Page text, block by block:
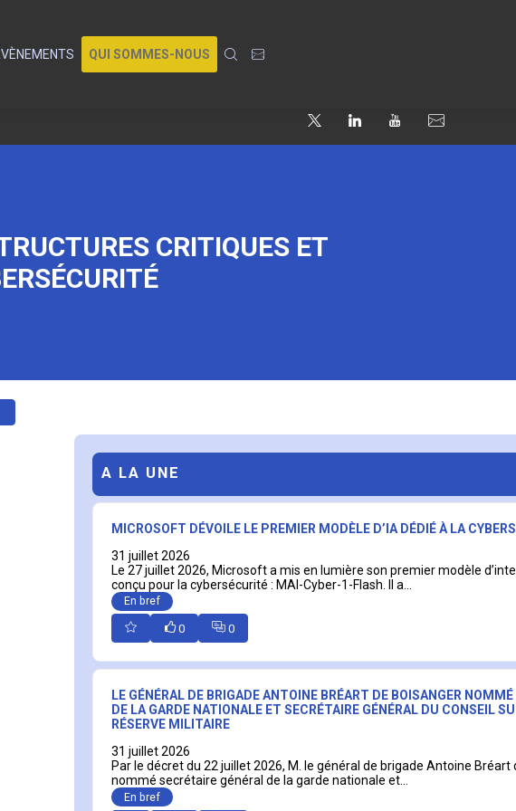
QUI SOMMES-NOUS
CRITIQUES ET
A LA UNE
MICROSOFT DÉVOILE LE PREMIER MODÈLE D’IA DÉDIÉ À LA
31 juillet 2026
Le 27 juillet 2026, Microsoft a mis en lumière son premier modèle
conçu pour la cybersécurité : MAI-Cyber-1-Flash. Il a...
En bref
0 0
LE GÉNÉRAL DE BRIGADE ANTOINE BRÉART DE BOISANGER
DE LA GARDE NATIONALE ET SECRÉTAIRE GÉNÉRAL DU CONSEIL
RÉSERVE MILITAIRE
31 juillet 2026
Par le décret du 22 juillet 2026, M. le général de brigade Antoine Bréart
nommé secrétaire général de la garde nationale et...
En bref